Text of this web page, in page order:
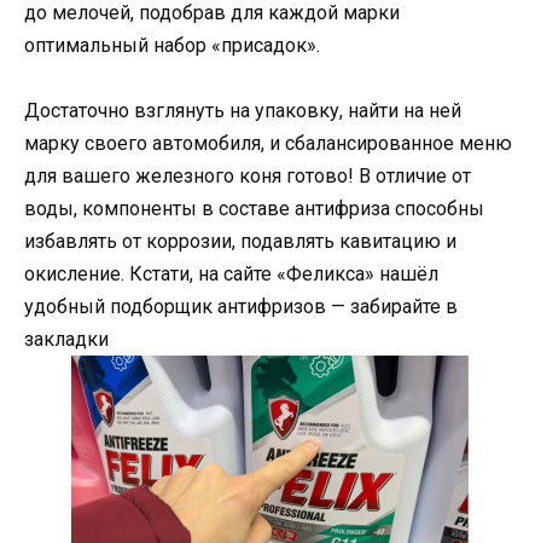
до мелочей, подобрав для каждой марки
оптимальный набор «присадок».
Достаточно взглянуть на упаковку, найти на ней
марку своего автомобиля, и сбалансированное меню
для вашего железного коня готово! В отличие от
воды, компоненты в составе антифриза способны
избавлять от коррозии, подавлять кавитацию и
окисление. Кстати, на сайте «Феликса» нашёл
удобный подборщик антифризов — забирайте в
закладки